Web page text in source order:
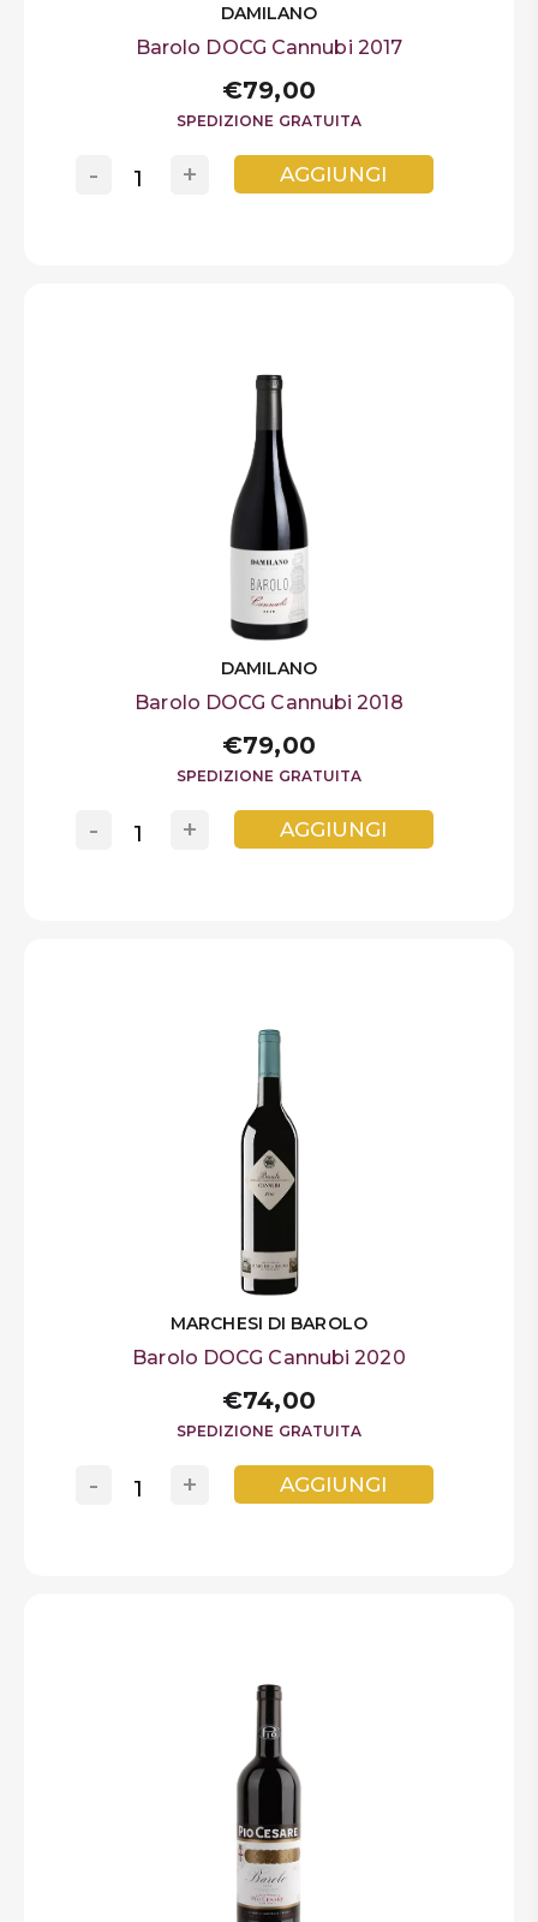
DAMILANO
Barolo DOCG Cannubi 2017
€79,00
SPEDIZIONE GRATUITA
+
- AGGIUNGI
DAMILANO
Barolo DOCG Cannubi 2018
€79,00
SPEDIZIONE GRATUITA
+
- AGGIUNGI
MARCHESI DI BAROLO
Barolo DOCG Cannubi 2020
€74,00
SPEDIZIONE GRATUITA
+
- AGGIUNGI